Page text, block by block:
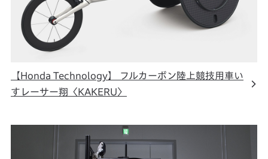
【Honda Technology】 フルカーボン陸上競技用車い
すレーサー翔〈KAKERU〉